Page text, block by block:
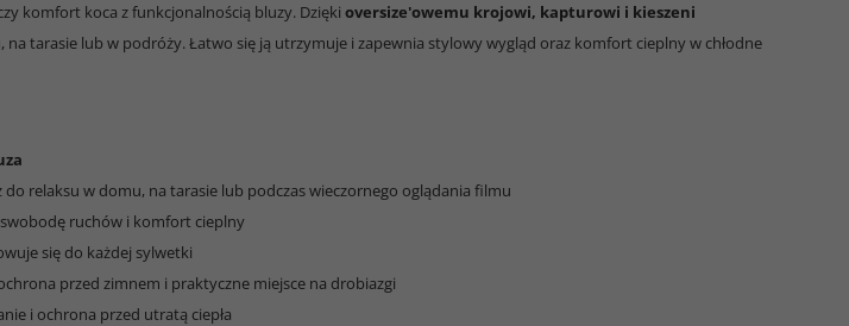
komfort koca z funkcjonalnością bluzy. Dzięki oversize'owemu krojowi, kapturowi i kieszeni
na tarasie lub w podróży. Łatwo się ją utrzymuje i zapewnia stylowy wygląd oraz komfort cieplny w chłodne
do relaksu w domu, na tarasie lub podczas wieczornego oglądania filmu
swobodę ruchów i komfort cieplny
się do każdej sylwetki
przed zimnem i praktyczne miejsce na drobiazgi
i ochrona przed utratą ciepła